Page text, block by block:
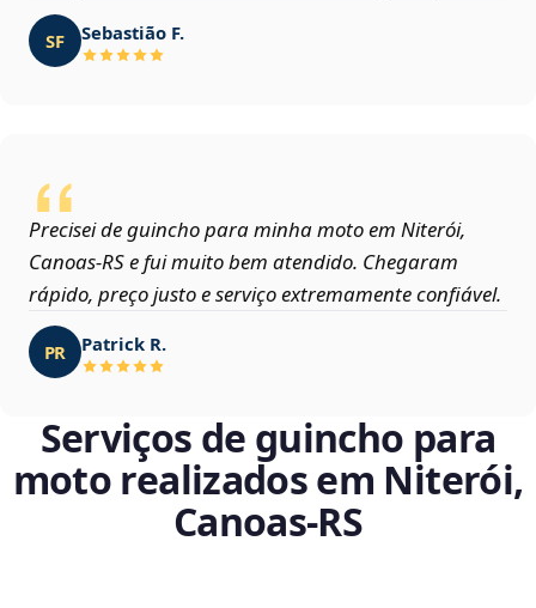
SF Sebastião F.
Precisei de guincho para minha moto em Niterói,
Canoas‑RS e fui muito bem atendido. Chegaram
rápido, preço justo e serviço extremamente confiável.
PR Patrick R.
Serviços de guincho para
moto realizados em Niterói,
Canoas‑RS